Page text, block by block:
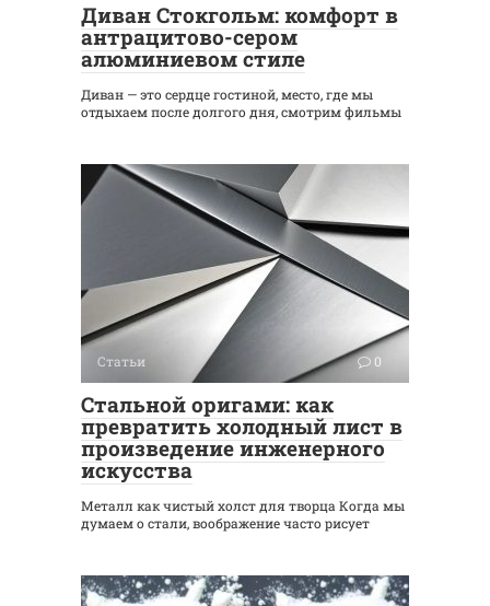
Диван Стокгольм: комфорт в
антрацитово-сером
алюминиевом стиле
Диван — это сердце гостиной, место, где мы
отдыхаем после долгого дня, смотрим фильмы
Статьи 0
Стальной оригами: как
превратить холодный лист в
произведение инженерного
искусства
Металл как чистый холст для творца Когда мы
думаем о стали, воображение часто рисует